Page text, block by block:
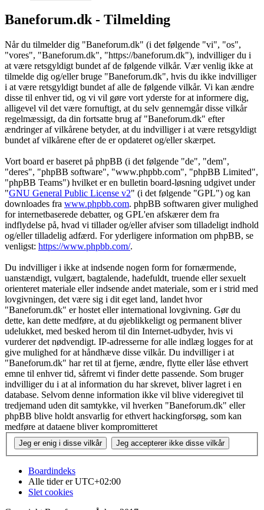
Baneforum.dk - Tilmelding
Når du tilmelder dig "Baneforum.dk" (i det følgende "vi", "os",
"vores", "Baneforum.dk", "https://baneforum.dk"), indvilliger du i
at være retsgyldigt bundet af de følgende vilkår. Vær venlig ikke at
tilmelde dig og/eller bruge "Baneforum.dk", hvis du ikke indvilliger
i at være retsgyldigt bundet af alle de følgende vilkår. Vi kan ændre
disse til enhver tid, og vi vil gøre vort yderste for at informere dig,
alligevel vil det være fornuftigt, at du selv gennemgår disse vilkår
regelmæssigt, da din fortsatte brug af "Baneforum.dk" efter
ændringer af vilkårene betyder, at du indvilliger i at være retsgyldigt
bundet af vilkårene efter de er opdateret og/eller skærpet.
Vort board er baseret på phpBB (i det følgende "de", "dem",
"deres", "phpBB software", "www.phpbb.com", "phpBB Limited",
"phpBB Teams") hvilket er en bulletin board-løsning udgivet under
"GNU General Public License v2" (i det følgende "GPL") og kan
downloades fra www.phpbb.com. phpBB softwaren giver mulighed
for internetbaserede debatter, og GPL'en afskærer dem fra
indflydelse på, hvad vi tillader og/eller afviser som tilladeligt indhold
og/eller tilladelig adfærd. For yderligere information om phpBB, se
venligst: https://www.phpbb.com/.
Du indvilliger i ikke at indsende nogen form for fornærmende,
uanstændigt, vulgært, bagtalende, hadefuldt, truende eller sexuelt
orienteret materiale eller indsende andet materiale, som er i strid med
lovgivningen, det være sig i dit eget land, landet hvor
"Baneforum.dk" er hostet eller international lovgivning. Gør du
dette, kan dette medføre, at du øjeblikkeligt og permanent bliver
udelukket, med besked herom til din Internet-udbyder, hvis vi
vurderer det nødvendigt. IP-adresserne for alle indlæg logges for at
give mulighed for at håndhæve disse vilkår. Du indvilliger i at
"Baneforum.dk" har ret til at fjerne, ændre, flytte eller låse ethvert
emne til enhver tid, såfremt vi finder dette passende. Som bruger
indvilliger du i at al information du har skrevet, bliver lagret i en
database. Selvom denne information ikke vil blive videregivet til
tredjemand uden dit samtykke, vil hverken "Baneforum.dk" eller
phpBB blive holdt ansvarlig for ethvert hackingforsøg, som kan
medføre at dataene bliver kompromitteret
Boardindeks
Alle tider erUTC+02:00
Slet cookies